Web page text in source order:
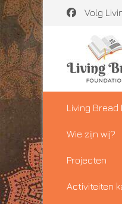
Volg
Living Bread
Wie zijn wij?
Projecten
Activiteiten